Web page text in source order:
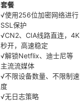
套餐
√使用256位加密网络进行
SSL保护
√CN2、CIA线路直连，4K
秒开，高速稳定
√解锁Netflix、迪士尼等
主流流媒体
√不限设备数量、不限制速
度
√无日志策略